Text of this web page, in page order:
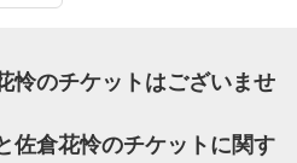
怜のチケットはございませ
佐倉花怜のチケットに関す